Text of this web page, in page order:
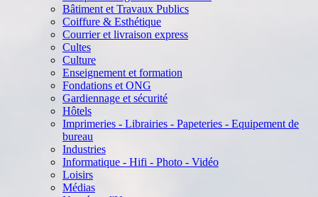
Bâtiment et Travaux Publics
Coiffure & Esthétique
Courrier et livraison express
Cultes
Culture
Enseignement et formation
Fondations et ONG
Gardiennage et sécurité
Hôtels
Imprimeries - Librairies - Papeteries - Equipement de
bureau
Industries
Informatique - Hifi - Photo - Vidéo
Loisirs
Médias